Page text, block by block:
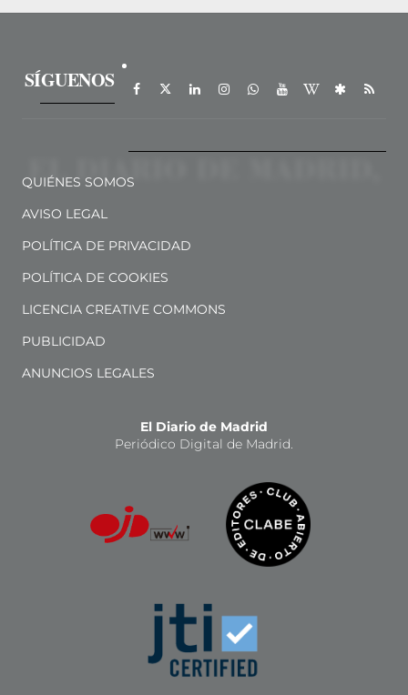
SÍGUENOS
QUIÉNES SOMOS
AVISO LEGAL
POLÍTICA DE PRIVACIDAD
POLÍTICA DE COOKIES
LICENCIA CREATIVE COMMONS
PUBLICIDAD
ANUNCIOS LEGALES
El Diario de Madrid
Periódico Digital de Madrid.